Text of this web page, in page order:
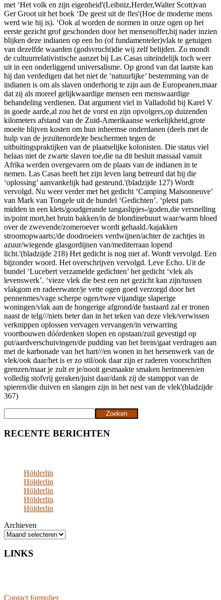
met ‘Het volk en zijn eigenheid'(Leibniz,Herder,Walter Scott)van
Ger Groot uit het boek ‘De geest uit de fles'(Hoe de moderne mens
werd wie hij is). ‘Ook al worden de normen in onze ogen op het
eerste gezicht grof geschonden door het mensenoffer,bij nader inzien
blijken deze indianen op een ho (of fundamenteler)vlak te getuigen
van dezelfde waarden (godsvrucht)die wij zelf belijden. Zo mondt
de cultuurrelativistische aanzet bij Las Casas uiteindelijk toch weer
uit in een onderliggend universalisme. Op grond van dat laatste kan
hij dan verdedigen dat het niet de ‘natuurlijke’ bestemming van de
indianen is om als slaven onderhorig te zijn aan de Europeanen,maar
dat zij als moreel gelijkwaardige mensen een menswaardige
behandeling verdienen. Dat argument viel in Valladolid bij Karel V
in goede aarde,al zou het de vorst en zijn opvolgers,op duizenden
kilometers afstand van de Zuid-Amerikaanse werkelijkheid,grote
moeite blijven kosten om hun inheemse onderdanen (deels met de
hulp van de jezuïtenorde)te beschermen tegen de
uitbuitingspraktijken van de plaatselijke kolonisten. Die status viel
helaas niet de zwarte slaven toe,die na dit besluit massaal vanuit
Afrika werden overgevaren om de plaats van de indianen in te
nemen. Las Casas heeft het zijn leven lang betreurd dat hij die
‘oplossing’ aanvankelijk had gesteund.'(bladzijde 127) Wordt
vervolgd. Nu weer verder met het gedicht ‘Camping Maisonneuve’
van Mark van Tongele uit de bundel ‘Gedichten’. ‘pletst pats
midden in een klets/goudgerande tangaslipjes-/goden,die versnelling
in/point mort,het bruin bakken/in de blondinebuurt waar/warm bloed
over de zwevende/zomeroever wordt gehaald./kajakken
stroomopwaarts;/de doodroeiers verdwijnen/achter de zachtjes in
azuur/wiegende glasgordijnen van/mediterraan lopend
licht.'(bladzijde 218) Het gedicht is nog niet af. Wordt vervolgd. Een
bijzonder woord. Het overschrijven vervolgd. Leve Echo. Uit de
bundel ‘Lucebert verzamelde gedichten’ het gedicht ‘vlek als
levenswerk’. ‘vieze vlek die best een net gezicht kan zijn/tussen
vlakgom en radeerwater/je vette ogen goed verzorgd door het
pennenmes/vage scherpe ogen/twee vijandige slaperige
woningen/vlak aan de hongerige afgrond/de bastaard zal er tronen
naast de telg///niets beter dan in het teken van deze vlek/verwissen
verknippen oplossen vervagen vervangen/in verwarring
voortbouwen dóórdenken slopen en opstaan/zuil gevestigd op
put/aardverschuivingen/de pudding van het brein/gaat verdragen aan
met de karbonade van het hart///en wonen in het hersenwerk van de
vlek/ook daar/het is er zo stil/ook daar zijn er raderen voorschriften
grenzen/maar je zult er je/nooit gesmaakte smaken herinneren/en
volledig stofvrij geraken/juist daar/dank zij de stamppot van de
spieren/die duiven en slangen zijn in het nest van de vlek'(bladzijde
367)
Zoeken
RECENTE BERICHTEN
Hölderlin
Hölderlin
Hölderlin
Hölderlin
Hölderlin
Archieven
LINKS
Contact formulier